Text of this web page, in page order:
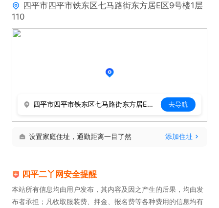
四平市四平市铁东区七马路街东方居E区9号楼1层
110
四平市四平市铁东区七马路街东方居E区9号楼1层110 去导航
设置家庭住址，通勤距离一目了然 添加住址
四平二丫网安全提醒
本站所有信息均由用户发布，其内容及因之产生的后果，均由发
布者承担；凡收取服装费、押金、报名费等各种费用的信息均有